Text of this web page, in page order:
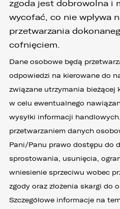
zgoda jest dobrowolna i
wycofać, co nie wpływa
przetwarzania
cofnięciem.
Dane osobowe będą
odpowiedzi na kierowane do
związane utrzymania bieżącej
w celu ewentualnego
wysyłki informacji
przetwarzaniem danych
Pani/Panu prawo dostępu do
sprostowania, usunięcia,
wniesienie sprzeciwu wobec
zgody oraz złożenia skargi do
Szczegółowe informacje na